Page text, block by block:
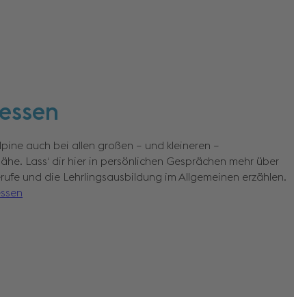
auch bei allen großen – und kleineren –
Lass‘ dir hier in persönlichen Gesprächen mehr über
und die Lehrlingsausbildung im Allgemeinen erzählen.